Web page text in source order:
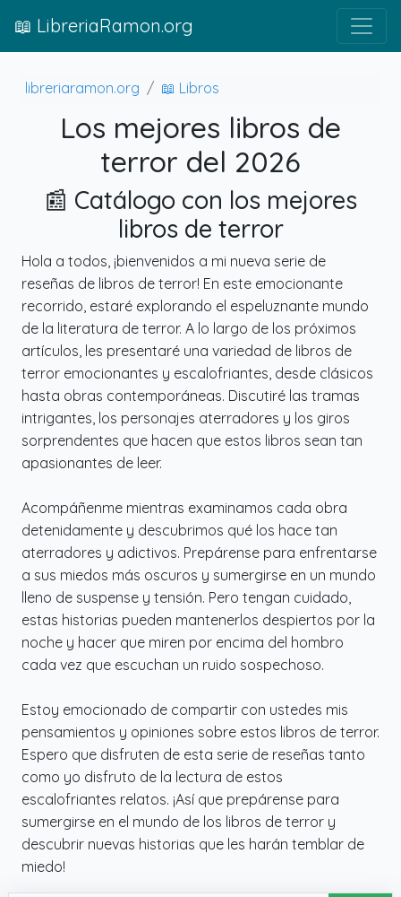
📖 LibreriaRamon.org
libreriaramon.org 📖 Libros
Los mejores libros de
terror del 2026
📰 Catálogo con los mejores
libros de terror
Hola a todos, ¡bienvenidos a mi nueva serie de
reseñas de libros de terror! En este emocionante
recorrido, estaré explorando el espeluznante mundo
de la literatura de terror. A lo largo de los próximos
artículos, les presentaré una variedad de libros de
terror emocionantes y escalofriantes, desde clásicos
hasta obras contemporáneas. Discutiré las tramas
intrigantes, los personajes aterradores y los giros
sorprendentes que hacen que estos libros sean tan
apasionantes de leer.
Acompáñenme mientras examinamos cada obra
detenidamente y descubrimos qué los hace tan
aterradores y adictivos. Prepárense para enfrentarse
a sus miedos más oscuros y sumergirse en un mundo
lleno de suspense y tensión. Pero tengan cuidado,
estas historias pueden mantenerlos despiertos por la
noche y hacer que miren por encima del hombro
cada vez que escuchan un ruido sospechoso.
Estoy emocionado de compartir con ustedes mis
pensamientos y opiniones sobre estos libros de terror.
Espero que disfruten de esta serie de reseñas tanto
como yo disfruto de la lectura de estos
escalofriantes relatos. ¡Así que prepárense para
sumergirse en el mundo de los libros de terror y
descubrir nuevas historias que les harán temblar de
miedo!